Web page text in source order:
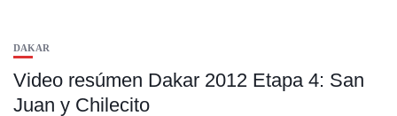
DAKAR
Video resúmen Dakar 2012 Etapa 4: San
Juan y Chilecito